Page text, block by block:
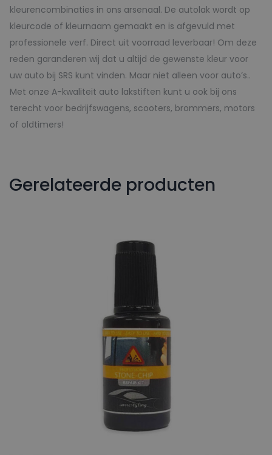
kleurencombinaties in ons arsenaal. De autolak wordt op
kleurcode of kleurnaam gemaakt en is afgevuld met
professionele verf. Direct uit voorraad leverbaar! Om deze
reden garanderen wij dat u altijd de gewenste kleur voor
uw auto bij SRS kunt vinden. Maar niet alleen voor auto’s..
Met onze A-kwaliteit auto lakstiften kunt u ook bij ons
terecht voor bedrijfswagens, scooters, brommers, motors
of oldtimers!
Gerelateerde producten